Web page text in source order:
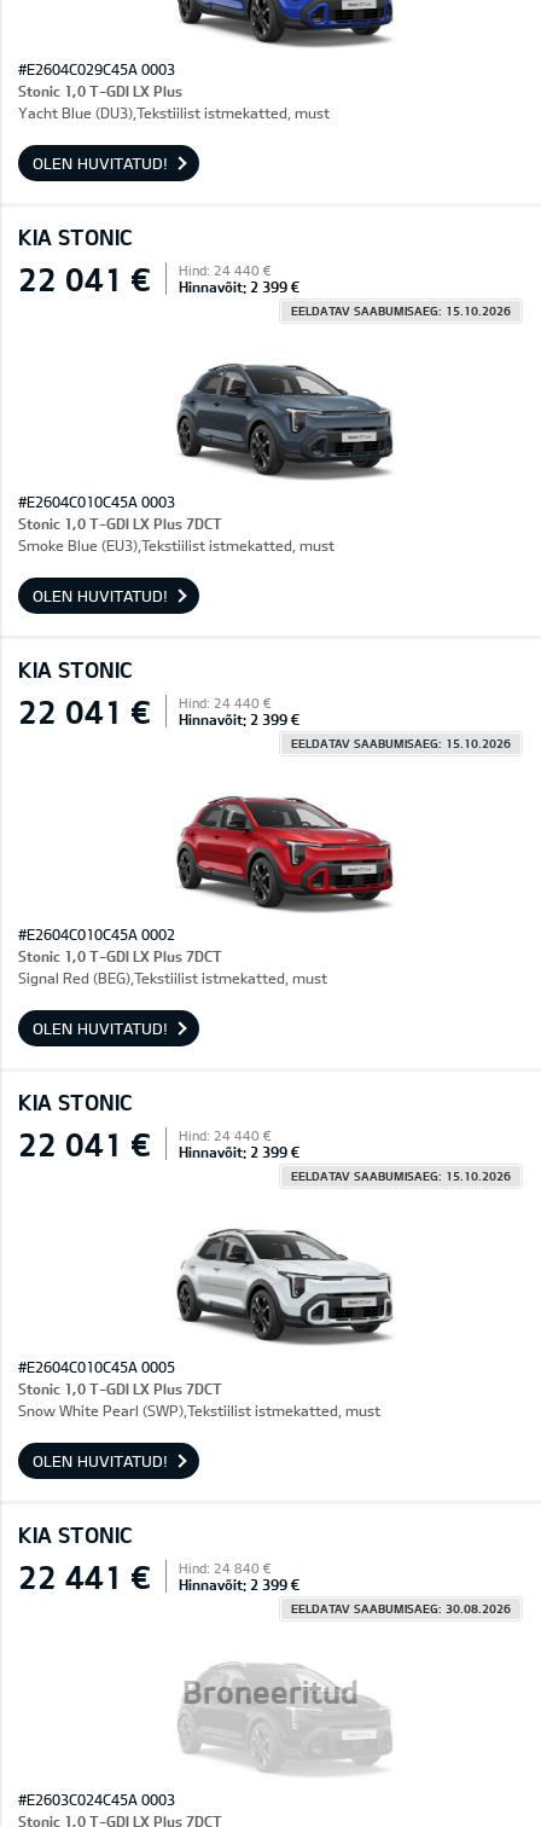
#E2604C029C45A 0003
Stonic 1,0 T-GDI LX Plus
Yacht Blue (DU3),Tekstiilist istmekatted, must
OLEN HUVITATUD!
KIA STONIC
22 041 € Hind: 24 440 €
Hinnavõit: 2 399 €
EELDATAV SAABUMISAEG: 15.10.2026
#E2604C010C45A 0003
Stonic 1,0 T-GDI LX Plus 7DCT
Smoke Blue (EU3),Tekstiilist istmekatted, must
OLEN HUVITATUD!
KIA STONIC
22 041 € Hind: 24 440 €
Hinnavõit: 2 399 €
EELDATAV SAABUMISAEG: 15.10.2026
#E2604C010C45A 0002
Stonic 1,0 T-GDI LX Plus 7DCT
Signal Red (BEG),Tekstiilist istmekatted, must
OLEN HUVITATUD!
KIA STONIC
22 041 € Hind: 24 440 €
Hinnavõit: 2 399 €
EELDATAV SAABUMISAEG: 15.10.2026
#E2604C010C45A 0005
Stonic 1,0 T-GDI LX Plus 7DCT
Snow White Pearl (SWP),Tekstiilist istmekatted, must
OLEN HUVITATUD!
KIA STONIC
Broneeritud
22 441 € Hind: 24 840 €
Hinnavõit: 2 399 €
EELDATAV SAABUMISAEG: 30.08.2026
#E2603C024C45A 0003
Stonic 1,0 T-GDI LX Plus 7DCT